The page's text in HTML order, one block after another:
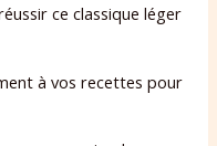
ce classique léger
à vos recettes pour